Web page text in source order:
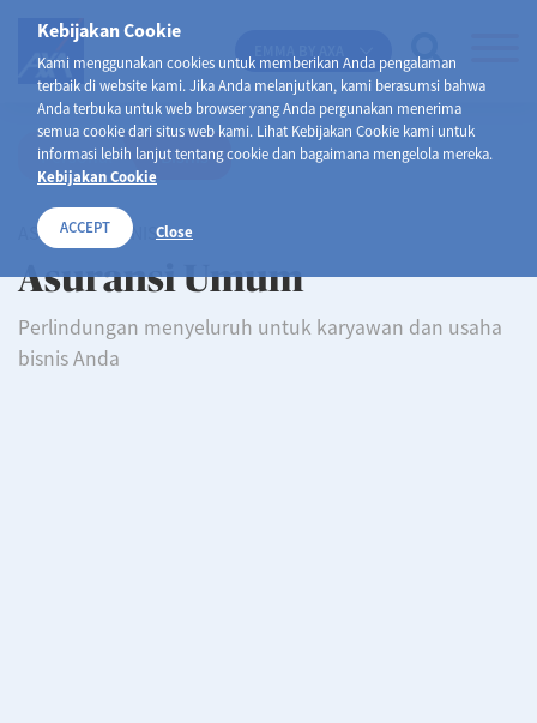
Kebijakan Cookie
Kami menggunakan cookies untuk memberikan Anda pengalaman
terbaik di website kami. Jika Anda melanjutkan, kami berasumsi bahwa
Anda terbuka untuk web browser yang Anda pergunakan menerima
semua cookie dari situs web kami. Lihat Kebijakan Cookie kami untuk
informasi lebih lanjut tentang cookie dan bagaimana mengelola mereka.
Kebijakan Cookie
ACCEPT Close
Personal Bisnis
ASURANSI BISNIS
Asuransi Umum
Perlindungan menyeluruh untuk karyawan dan usaha
bisnis Anda